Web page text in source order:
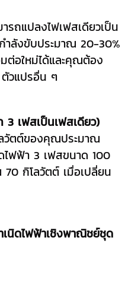
รถแปลงไฟเฟสเดียวเป็น
ำลังขับประมาณ 20-30%
ต่อใหม่ได้และคุณต้อง
วแปรอื่น ๆ
เฟสเป็นเฟสเดียว)
ลวัตต์ของคุณประมาณ
ไฟฟ้า 3 เฟสขนาด 100
กิโลวัตต์ เมื่อเปลี่ยน
เนิดไฟฟ้าเชิงพาณิชย์ชุด